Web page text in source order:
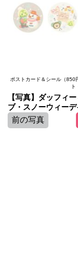
ポストカード＆シール（850
【写真】ダッフィ
ブ・スノーウィーデ
前の写真